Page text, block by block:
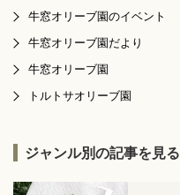
牛窓オリーブ園のイベント
牛窓オリーブ園だより
牛窓オリーブ園
トルトサオリーブ園
ジャンル別の記事を見る